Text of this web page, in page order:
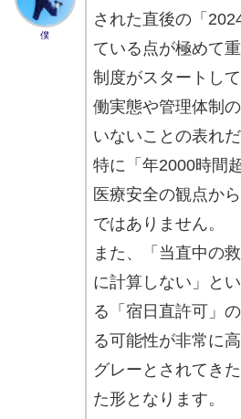
僕
された直後の「
ている点が極めて重
制度がスタートし
働実態や管理体制
いないことの表れだ
特に「年2000時間
医療安全の観点か
ではありません。
また、「当直中の
に計算しない」と
る「宿日直許可」
る可能性が非常に
グレーとされてき
た形となります。